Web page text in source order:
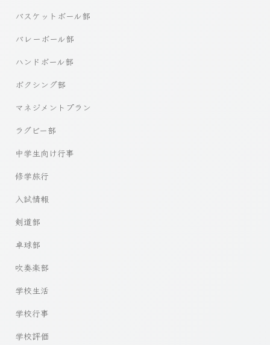
バスケットボール部
バレーボール部
ハンドボール部
ボクシング部
マネジメントプラン
ラグビー部
中学生向け行事
修学旅行
入試情報
剣道部
卓球部
吹奏楽部
学校生活
学校行事
学校評価